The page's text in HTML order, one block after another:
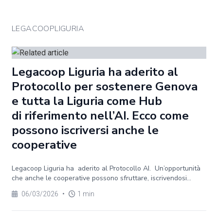
LEGACOOPLIGURIA
Legacoop Liguria ha aderito al
Protocollo per sostenere Genova
e tutta la Liguria come Hub
di riferimento nell’AI. Ecco come
possono iscriversi anche le
cooperative
Legacoop Liguria ha aderito al Protocollo AI. Un’opportunità
che anche le cooperative possono sfruttare, iscrivendosi...
06/03/2026 • 1 min